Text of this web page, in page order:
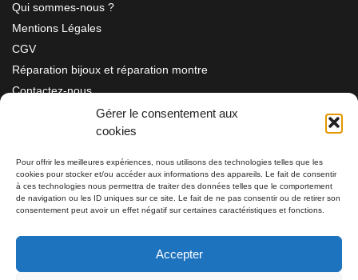
Gérer le consentement aux
cookies
Pour offrir les meilleures expériences, nous utilisons des technologies telles que les
cookies pour stocker et/ou accéder aux informations des appareils. Le fait de consentir
à ces technologies nous permettra de traiter des données telles que le comportement
de navigation ou les ID uniques sur ce site. Le fait de ne pas consentir ou de retirer son
consentement peut avoir un effet négatif sur certaines caractéristiques et fonctions.
Accepter
Qui sommes-nous ?
Mentions Légales
CGV
Réparation bijoux et réparation montre
Contactez-nous
Information
Bijouterie SIAUD11 rue Masséna 06000 NICE
Tél: 04 93 82 29 34 / 09 78 81 68 81